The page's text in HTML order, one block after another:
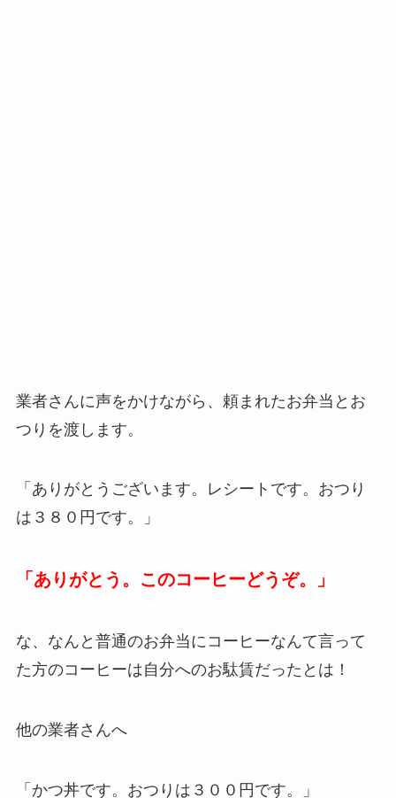
業者さんに声をかけながら、頼まれたお弁当とお
つりを渡します。
「ありがとうございます。レシートです。おつり
は３８０円です。」
「ありがとう。このコーヒーどうぞ。」
な、なんと普通のお弁当にコーヒーなんて言って
た方のコーヒーは自分へのお駄賃だったとは！
他の業者さんへ
「かつ丼です。おつりは３００円です。」